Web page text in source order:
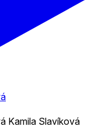
Kamila Slavíková